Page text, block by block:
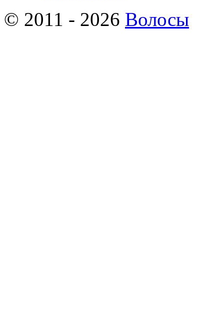
© 2011 - 2026 Волосы